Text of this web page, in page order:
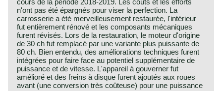
n'ont pas été épargnés pour viser la perfection. La
carrosserie a été merveilleusement restaurée, l'intérieur
fut entièrement rénové et les composants mécaniques
furent révisés. Lors de la restauration, le moteur d'origine
de 30 ch fut remplacé par une variante plus puissante de
80 ch. Bien entendu, des améliorations techniques furent
intégrées pour faire face au potentiel supplémentaire de
puissance et de vitesse. L'appareil à gouverner fut
amélioré et des freins à disque furent ajoutés aux roues
avant (une conversion très coûteuse) pour une puissance